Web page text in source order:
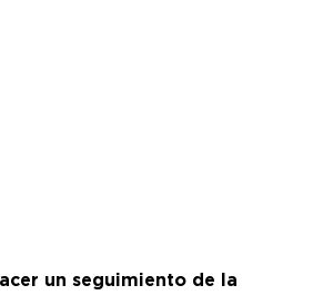
un seguimiento de la